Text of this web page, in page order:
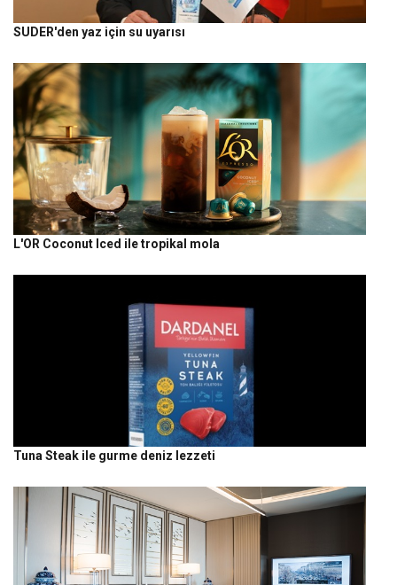
SUDER'den yaz için su uyarısı
L'OR Coconut Iced ile tropikal mola
Tuna Steak ile gurme deniz lezzeti